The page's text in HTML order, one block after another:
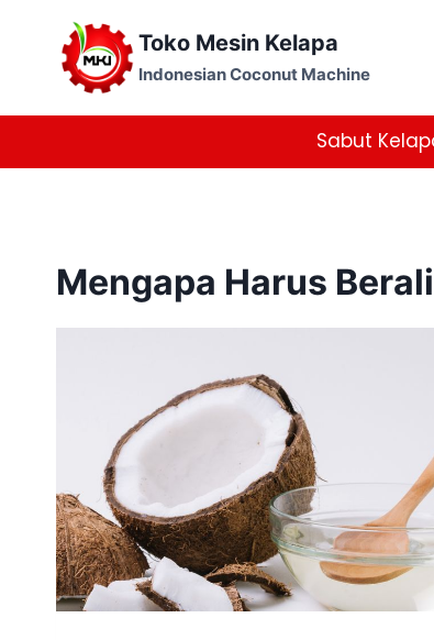
content
Toko Mesin Kelapa
Indonesian Coconut Machine
Sabut
Mengapa Harus